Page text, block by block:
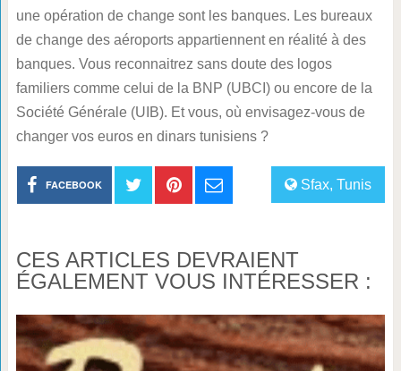
une opération de change sont les banques. Les bureaux
de change des aéroports appartiennent en réalité à des
banques. Vous reconnaitrez sans doute des logos
familiers comme celui de la BNP (UBCI) ou encore de la
Société Générale (UIB). Et vous, où envisagez-vous de
changer vos euros en dinars tunisiens ?
Sfax,Tunis
FACEBOOK
CES ARTICLES DEVRAIENT
ÉGALEMENT VOUS INTÉRESSER :